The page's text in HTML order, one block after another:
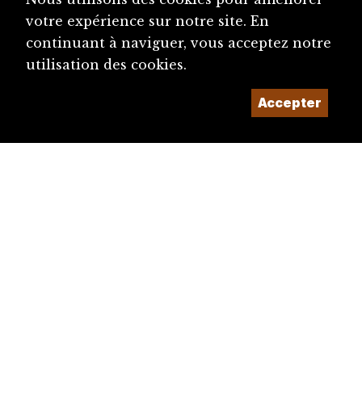
votre expérience sur notre site. En
continuant à naviguer, vous acceptez notre
utilisation des cookies.
Accepter